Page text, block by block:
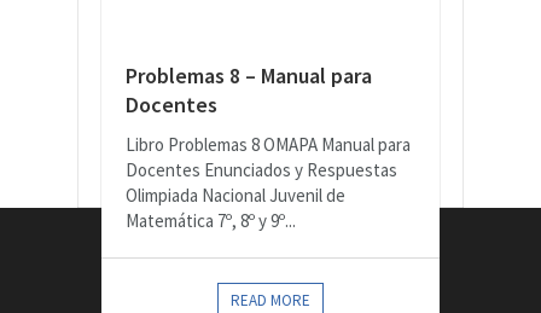
Problemas 8 – Manual para
Docentes
Libro Problemas 8 OMAPA Manual para
Docentes Enunciados y Respuestas
Olimpiada Nacional Juvenil de
Matemática 7º, 8º y 9º...
READ MORE